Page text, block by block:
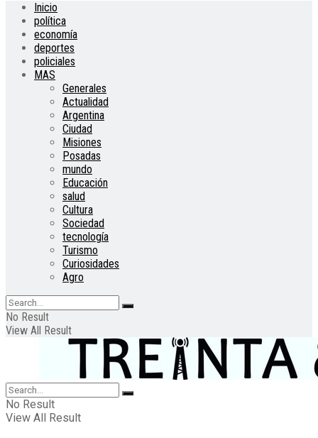
Inicio
política
economía
deportes
policiales
MAS
Generales
Actualidad
Argentina
Ciudad
Misiones
Posadas
mundo
Educación
salud
Cultura
Sociedad
tecnología
Turismo
Curiosidades
Agro
No Result
View All Result
No Result
View All Result